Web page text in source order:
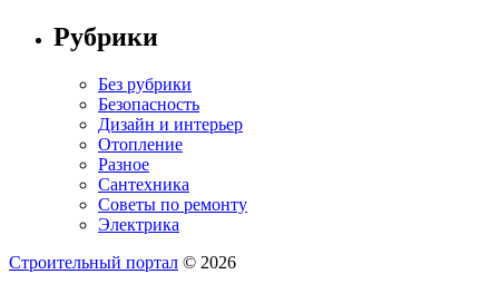
Рубрики
Без рубрики
Безопасность
Дизайн и интерьер
Отопление
Разное
Сантехника
Советы по ремонту
Электрика
Строительный портал © 2026